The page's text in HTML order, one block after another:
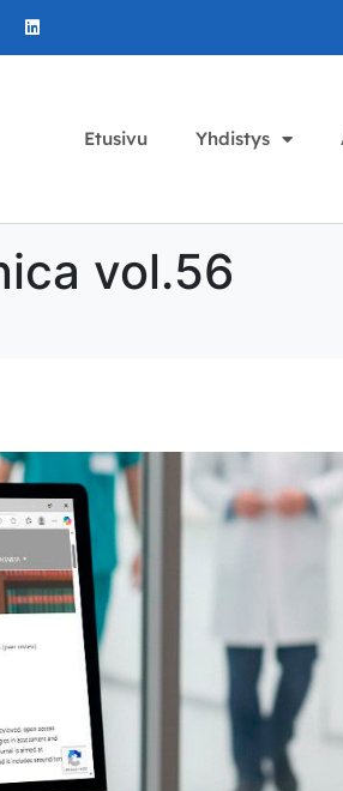
Etusivu Yhdistys
vol.56